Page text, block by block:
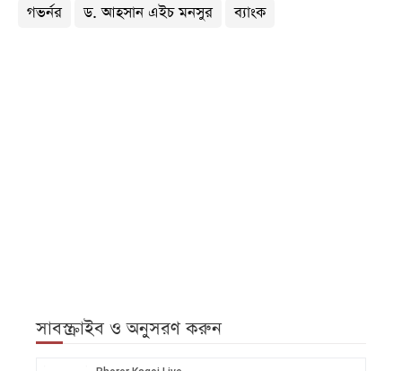
গভর্নর ড. আহসান এইচ মনসুর ব্যাংক
সাবস্ক্রাইব ও অনুসরণ করুন